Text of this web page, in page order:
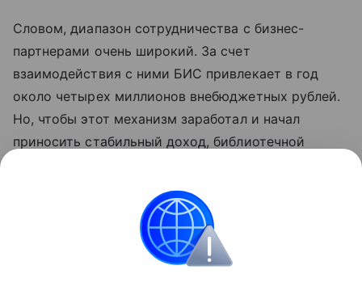
Словом, диапазон сотрудничества с бизнес-
партнерами очень широкий. За счет
взаимодействия с ними БИС привлекает в год
около четырех миллионов внебюджетных рублей.
Но, чтобы этот механизм заработал и начал
приносить стабильный доход, библиотечной
работу, подчеркивает Надежда Теребенина. При
этом ее работники не забывают о главной миссии
- обеспечить каждому человеку бесплатный
доступ к знаниям, культуре и общению. .